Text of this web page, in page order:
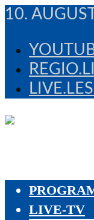
10.
LIVE-TV